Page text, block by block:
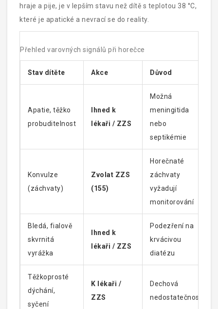
hraje a pije, je v lepším stavu než dítě s teplotou 38 °C,
které je apatické a nevrací se do reality.
Přehled varovných signálů při horečce
Stav dítěte Akce Důvod
Apatie, těžko
probuditelnost
Ihned k
lékaři / ZZS
Možná
meningitida
nebo
septikémie
Konvulze
(záchvaty)
Zvolat ZZS
(155)
Horečnaté
záchvaty
vyžadují
monitorování
Bledá, fialově
skvrnitá
vyrážka
Ihned k
lékaři / ZZS
Podezření na
krvácivou
diatézu
Těžkoprosté
dýchání,
syčení
K lékaři /
ZZS
Dechová
nedostatečnost